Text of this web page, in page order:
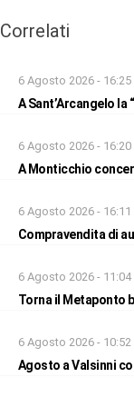
Correlati
6 Agosto 2026 - 16:25
A Sant’Arcangelo
6 Agosto 2026 - 16:20
A Monticchio
6 Agosto 2026 - 16:11
Compravendita di
6 Agosto 2026 - 11:04
Torna il Metaponto
6 Agosto 2026 - 10:52
Agosto a Valsinni